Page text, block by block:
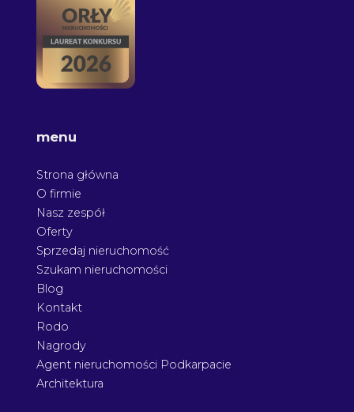
menu
Strona główna
O firmie
Nasz zespół
Oferty
Sprzedaj nieruchomość
Szukam nieruchomości
Blog
Kontakt
Rodo
Nagrody
Agent nieruchomości Podkarpacie
Architektura